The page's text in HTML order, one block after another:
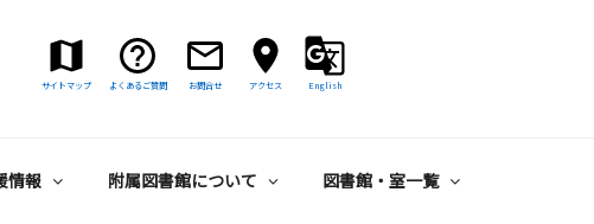
サイトマップ よくあるご質問 お問合せ アクセス English
情報 附属図書館について 図書館・室一覧